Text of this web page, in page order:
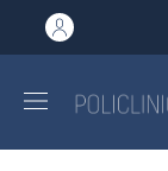
al contenuto
to footer content